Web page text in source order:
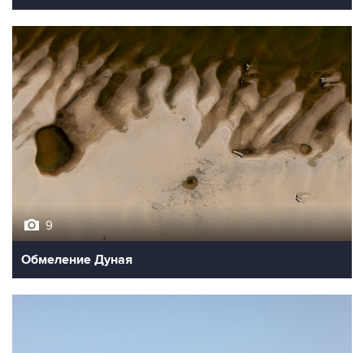
9
Обмеление Дуная